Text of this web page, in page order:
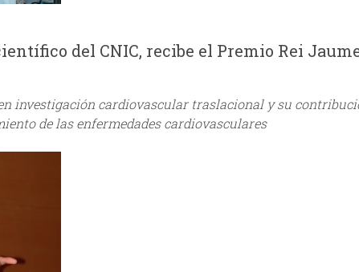
del CNIC, recibe el Premio Rei
investigación cardiovascular traslacional y su
de las enfermedades cardiovasculares